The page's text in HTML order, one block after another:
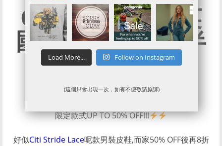
Clarks Outlet英
國官網限定款式半
價SALE啦!!!
限定款式UP TO 50% OFF!!!
好似Citi Stride Lace呢款男裝皮鞋,而家50% OFF後再8折
Load More... Follow on Instagram
(這個只會出現一次，如有不便敬請原諒)